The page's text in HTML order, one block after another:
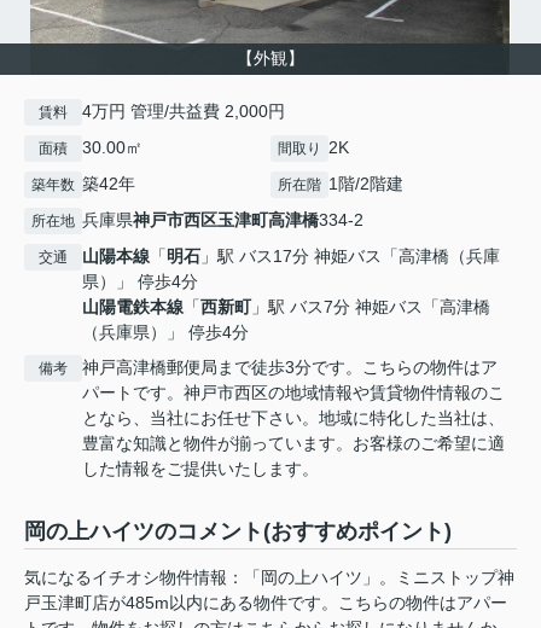
【外観】
賃料 4万円 管理/共益費 2,000円
面積 30.00㎡ 間取り 2K
築年数 築42年 所在階 1階/2階建
所在地 兵庫県神戸市西区玉津町高津橋334-2
交通 山陽本線 「明石 」駅 バス17分 神姫バス「高津橋（兵庫
県）」 停歩4分
山陽電鉄本線 「西新町」駅 バス7分 神姫バス「高津橋
（兵庫県）」 停歩4分
備考
神戸高津橋郵便局まで徒歩3分です。こちらの物件はア
パートです。神戸市西区の地域情報や賃貸物件情報のこ
となら、当社にお任せ下さい。地域に特化した当社は、
豊富な知識と物件が揃っています。お客様のご希望に適
した情報をご提供いたします。
岡の上ハイツのコメント(おすすめポイント)
気になるイチオシ物件情報：「岡の上ハイツ」。ミニストップ神
戸玉津町店が485m以内にある物件です。こちらの物件はアパー